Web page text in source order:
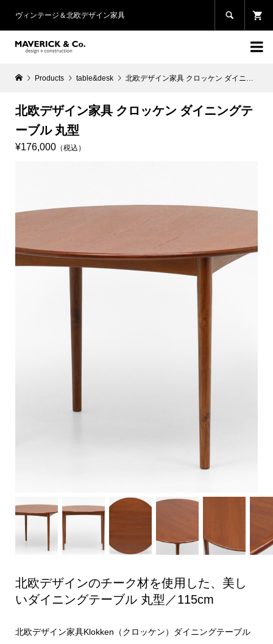
ヴィンテージ＆北欧デザイン家具 

Products table&desk 北欧デザイン家具 クロッケン ダイニングテーブル 丸型
北欧デザイン家具 クロッケン ダイニングテ
ーブル 丸型
¥176,000（税込）
北欧デザインのチーク材を使用した、美し
いダイニングテーブル 丸型／115cm
北欧デザイン家具Klokken（クロッケン）ダイニングテーブル